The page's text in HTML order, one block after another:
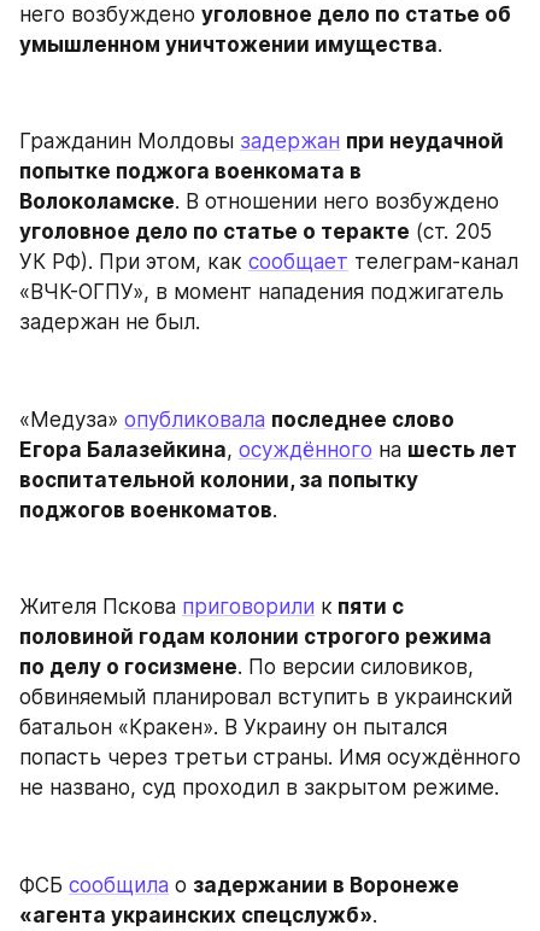
него возбуждено уголовное дело по статье об
умышленном уничтожении имущества.
Гражданин Молдовы задержан при неудачной
попытке поджога военкомата в
Волоколамске
уголовное дело по статье о теракте (ст. 205
УК РФ). При этом, как сообщает телеграм-канал
«ВЧК-ОГПУ», в момент нападения поджигатель
задержан не был.
«Медуза» опубликовала последнее слово
Егора Балазейкина, осуждённого на шесть лет
воспитательной колонии, за попытку
поджогов военкоматов.
Жителя Пскова приговорили к пяти с
половиной годам колонии строгого режима
по делу о госизмене. По версии силовиков,
обвиняемый планировал вступить в украинский
батальон «Кракен». В Украину он пытался
попасть через третьи страны. Имя осуждённого
не названо, суд проходил в закрытом режиме.
ФСБ сообщила о задержании в Воронеже
«агента украинских спецслужб».